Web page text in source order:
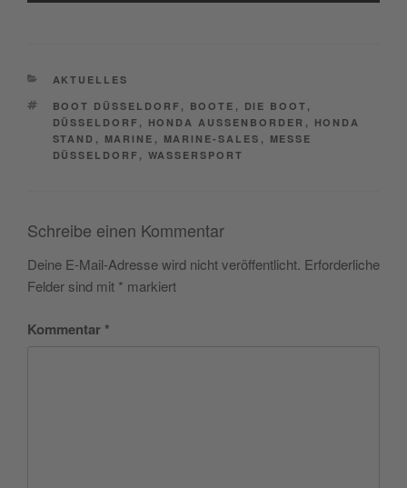
powered by
Management Platform
CATEGORIES
AKTUELLES
TAGS
BOOT DÜSSELDORF , BOOTE , DIE BOOT ,
DÜSSELDORF , HONDA AUSSENBORDER , HONDA
STAND , MARINE , MARINE-SALES , MESSE
DÜSSELDORF , WASSERSPORT
Schreibe einen Kommentar
Deine E-Mail-Adresse wird nicht veröffentlicht. Erforderliche
Felder sind mit * markiert
Kommentar *